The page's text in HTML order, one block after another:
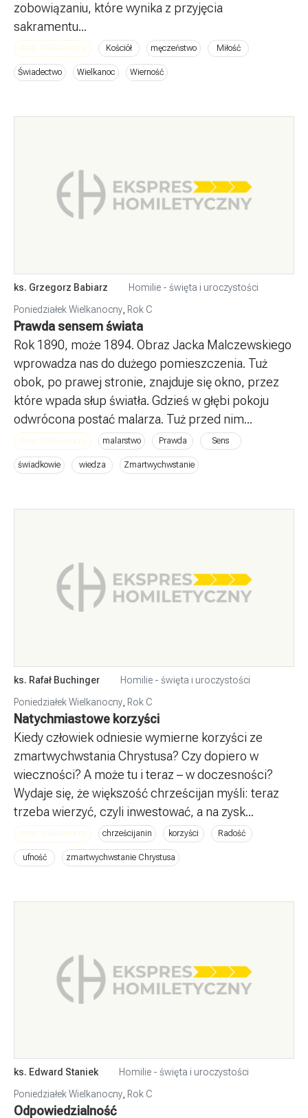
zobowiązaniu, które wynika z przyjęcia
sakramentu...
okres: Wielkanocny Kościół męczeństwo Miłość
Świadectwo Wielkanoc Wierność
ks. Grzegorz Babiarz
Homilie - święta i uroczystości
Poniedziałek Wielkanocny Rok C
Prawda sensem świata
Rok 1890, może 1894. Obraz Jacka Malczewskiego
wprowadza nas do dużego pomieszczenia. Tuż
obok, po prawej stronie, znajduje się okno, przez
które wpada słup światła. Gdzieś w głębi pokoju
odwrócona postać malarza. Tuż przed nim...
okres: Wielkanocny malarstwo Prawda Sens
świadkowie wiedza Zmartwychwstanie
ks. Rafał Buchinger
Homilie - święta i uroczystości
Poniedziałek Wielkanocny Rok C
Natychmiastowe korzyści
Kiedy człowiek odniesie wymierne korzyści ze
zmartwychwstania Chrystusa? Czy dopiero w
wieczności? A może tu i teraz – w doczesności?
Wydaje się, że większość chrześcijan myśli: teraz
trzeba wierzyć, czyli inwestować, a na zysk...
okres: Wielkanocny chrześcijanin korzyści Radość
ufność zmartwychwstanie Chrystusa
ks. Edward Staniek
Homilie - święta i uroczystości
Poniedziałek Wielkanocny, Rok C
Odpowiedzialność